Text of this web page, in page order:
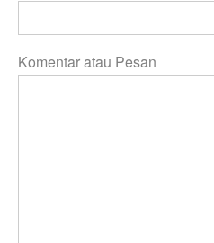
Komentar atau Pesan